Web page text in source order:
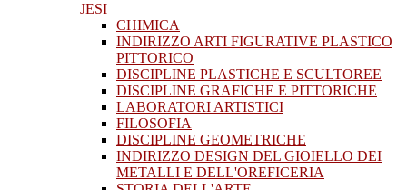
JESI
CHIMICA
INDIRIZZO ARTI FIGURATIVE PLASTICO
PITTORICO
DISCIPLINE PLASTICHE E SCULTOREE
DISCIPLINE GRAFICHE E PITTORICHE
LABORATORI ARTISTICI
FILOSOFIA
DISCIPLINE GEOMETRICHE
INDIRIZZO DESIGN DEL GIOIELLO DEI
METALLI E DELL'OREFICERIA